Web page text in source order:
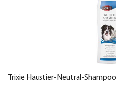
Trixie Haustier-Neutral-Shampoo